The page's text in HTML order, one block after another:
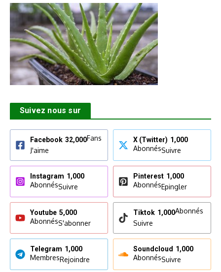
Suivez nous sur
Facebook 32,000Fans
J'aime
X (Twitter) 1,000
AbonnésSuivre
Instagram 1,000
AbonnésSuivre
Pinterest 1,000
AbonnésEpingler
Youtube 5,000
AbonnésS'abonner
Tiktok 1,000Abonnés
Suivre
Telegram 1,000
MembresRejoindre
Soundcloud 1,000
AbonnésSuivre